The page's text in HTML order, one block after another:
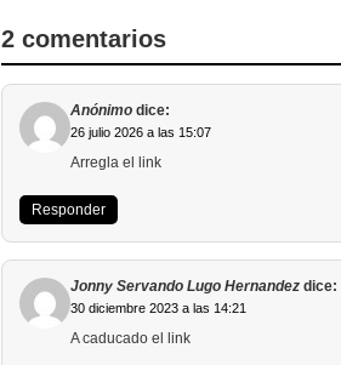
2 comentarios
Anónimo dice:
26 julio 2026 a las 15:07
Arregla el link
Responder
Jonny Servando Lugo Hernandez dice:
30 diciembre 2023 a las 14:21
A caducado el link